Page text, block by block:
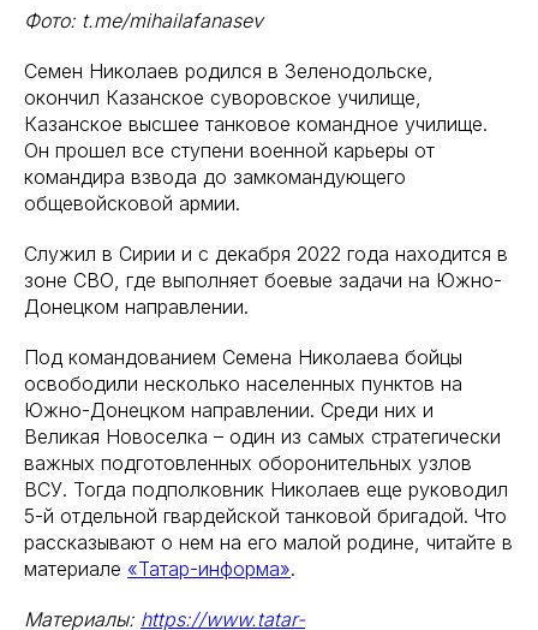
Фото: t.me/mihailafanasev
Семен Николаев родился в Зеленодольске,
окончил Казанское суворовское училище,
Казанское высшее танковое командное училище.
Он прошел все ступени военной карьеры от
командира взвода до замкомандующего
общевойсковой армии.
Служил в Сирии и с декабря 2022 года находится в
зоне СВО, где выполняет боевые задачи на Южно-
Донецком направлении.
Под командованием Семена Николаева бойцы
освободили несколько населенных пунктов на
Южно-Донецком направлении. Среди них и
Великая Новоселка – один из самых стратегически
важных подготовленных оборонительных узлов
ВСУ. Тогда подполковник Николаев еще руководил
5-й отдельной гвардейской танковой бригадой. Что
рассказывают о нем на его малой родине, читайте в
материале «Татар-информа».
Материалы: https://www.tatar-